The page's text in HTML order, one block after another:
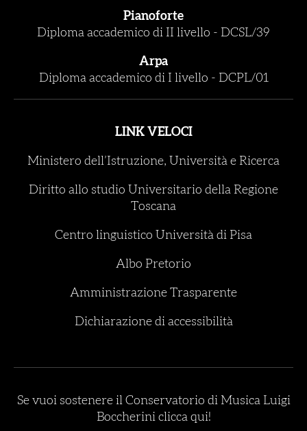
Pianoforte
Diploma accademico di II livello - DCSL/39
Arpa
Diploma accademico di I livello - DCPL/01
LINK VELOCI
Ministero dell’Istruzione, Università e Ricerca
Diritto allo studio Universitario della Regione
Toscana
Centro linguistico Università di Pisa
Albo Pretorio
Amministrazione Trasparente
Dichiarazione di accessibilità
Se vuoi sostenere il Conservatorio di Musica Luigi
Boccherini clicca qui!